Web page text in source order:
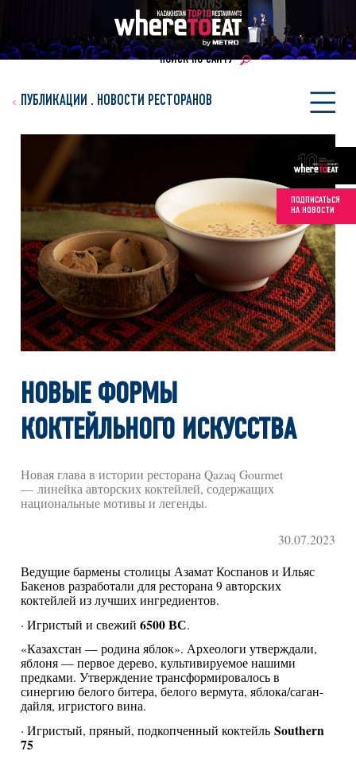
ПОИСК ПО САЙТУ
ПОДПИСАТЬСЯ
НА НОВОСТИ
ПУБЛИКАЦИИ . НОВОСТИ РЕСТОРАНОВ
НОВЫЕ ФОРМЫ
КОКТЕЙЛЬНОГО ИСКУССТВА
Новая глава в истории ресторана Qazaq Gourmet
— линейка авторских коктейлей, содержащих
национальные мотивы и легенды.
30.07.2023
Ведущие бармены столицы Азамат Коспанов и Ильяс
Бакенов разработали для ресторана 9 авторских
коктейлей из лучших ингредиентов.
· Игристый и свежий6500 ВС.
«Казахстан — родина яблок». Археологи утверждали,
яблоня — первое дерево, культивируемое нашими
предками. Утверждение трансформировалось в
синергию белого битера, белого вермута, яблока/саган-
дайля, игристого вина.
· Игристый, пряный, подкопченный коктейльSouthern
75